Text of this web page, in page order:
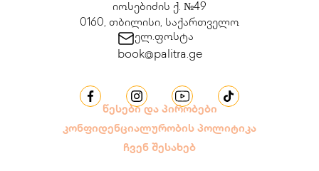
იოსებიძის ქ. №49
0160, თბილისი, საქართველო
ელ.ფოსტა
book@palitra.ge
წესები და პირობები
კონფიდენციალურობის პოლიტიკა
ჩვენ შესახებ